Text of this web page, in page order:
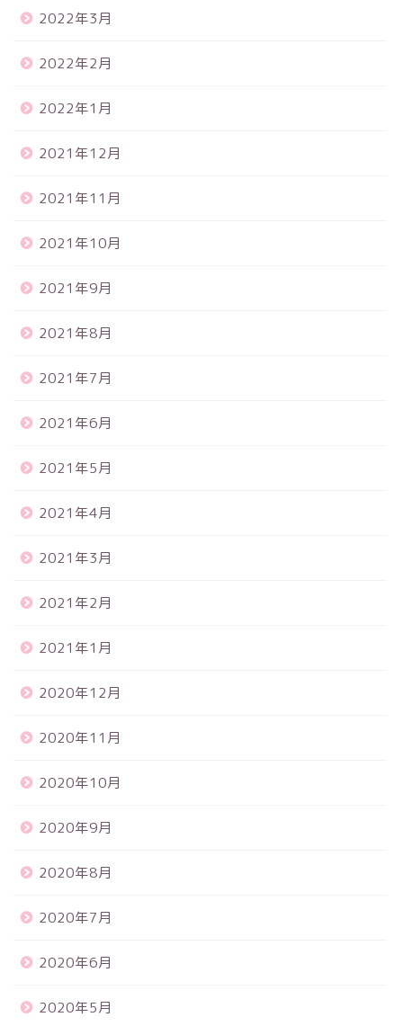
2022年3月
2022年2月
2022年1月
2021年12月
2021年11月
2021年10月
2021年9月
2021年8月
2021年7月
2021年6月
2021年5月
2021年4月
2021年3月
2021年2月
2021年1月
2020年12月
2020年11月
2020年10月
2020年9月
2020年8月
2020年7月
2020年6月
2020年5月